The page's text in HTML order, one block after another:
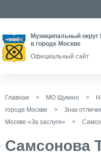
Муниципальный
в городе Москве
Официальный сайт
Главная > МО Щукино >
городе Москве
>
Знак
Москве «За заслуги»
>
Самсонова